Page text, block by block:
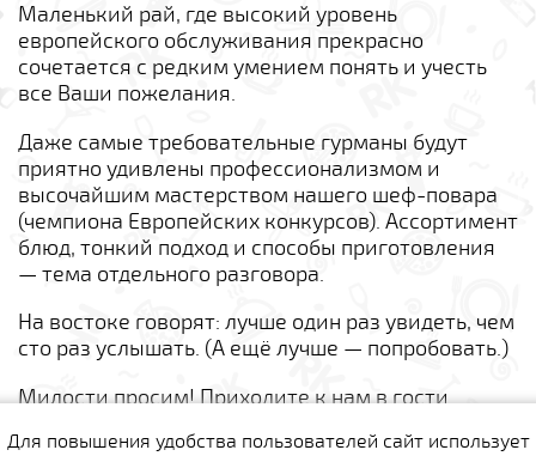
Маленький рай, где высокий уровень
европейского обслуживания прекрасно
сочетается с редким умением понять и учесть
все Ваши пожелания.
Даже самые требовательные гурманы будут
приятно удивлены профессионализмом и
высочайшим мастерством нашего шеф-повара
(чемпиона Европейских конкурсов). Ассортимент
блюд, тонкий подход и способы приготовления
— тема отдельного разговора.
На востоке говорят: лучше один раз увидеть, чем
сто раз услышать. (А ещё лучше — попробовать.)
Милости просим! Приходите к нам в гости.
Комментарии
Для повышения удобства пользователей сайт использует